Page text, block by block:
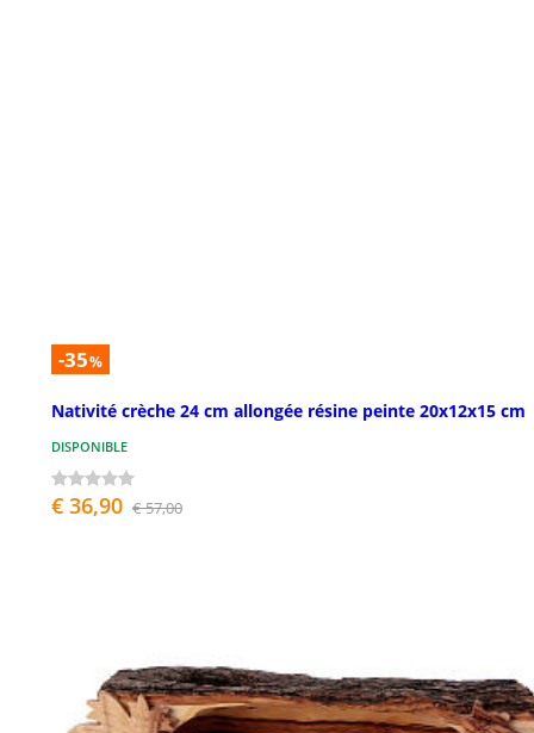
-35%
Nativité crèche 24 cm allongée résine peinte 20x12x15 cm
DISPONIBLE
€ 36,90 € 57,00